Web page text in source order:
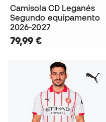
Camisola CD Leganés
Segundo equipamento
2026-2027
79,99 €